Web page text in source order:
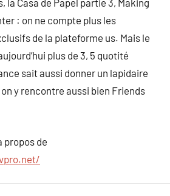
la Casa de Papel partie 3, Making
: on ne compte plus les
de la plateforme us. Mais le
plus de 3, 5 quotité
sait aussi donner un lapidaire
y rencontre aussi bien Friends
propos de